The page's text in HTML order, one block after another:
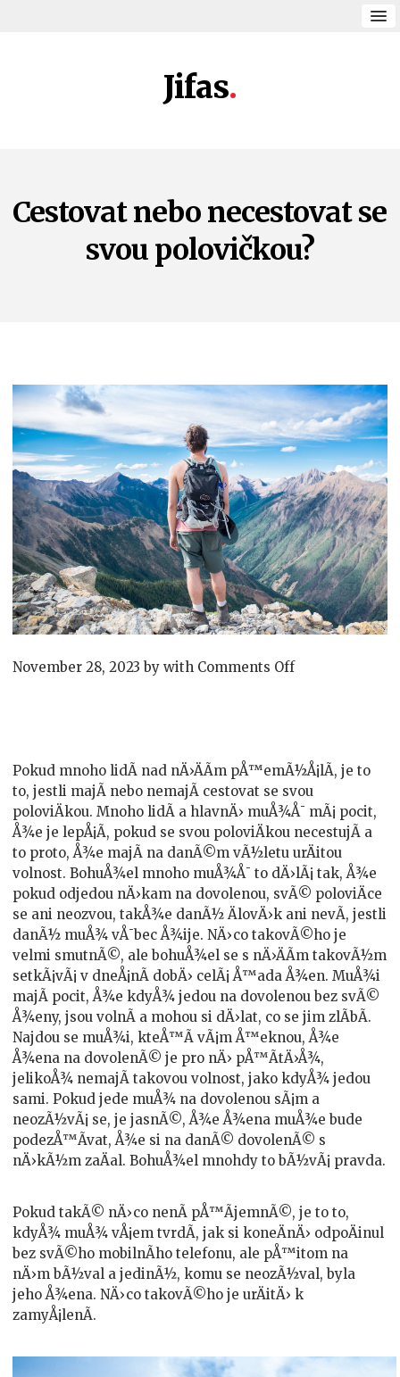
Jifas
Cestovat nebo necestovat se
svou polovičkou?
November 28, 2023 bywith Comments Offon
svou
polovičkou?
Pokud mnoho lidÃ­ nad nÄ›ÄÃ­m pÅ™emÃ½Å¡lÃ­, je to
to, jestli majÃ­ nebo nemajÃ­ cestovat se svou
poloviÄkou. Mnoho lidÃ­ a hlavnÄ› muÅ¾Å¯ mÃ¡ pocit,
Å¾e je lepÅ¡Ã­, pokud se svou poloviÄkou necestujÃ­ a
to proto, Å¾e majÃ­ na danÃ©m vÃ½letu urÄitou
volnost. BohuÅ¾el mnoho muÅ¾Å¯ to dÄ›lÃ¡ tak, Å¾e
pokud odjedou nÄ›kam na dovolenou, svÃ© poloviÄce
se ani neozvou, takÅ¾e danÃ½ ÄlovÄ›k ani nevÃ­, jestli
danÃ½ muÅ¾ vÅ¯bec Å¾ije. NÄ›co takovÃ©ho je
velmi smutnÃ©, ale bohuÅ¾el se s nÄ›ÄÃ­m takovÃ½m
setkÃ¡vÃ¡ v dneÅ¡nÃ­ dobÄ› celÃ¡ Å™ada Å¾en. MuÅ¾i
majÃ­ pocit, Å¾e kdyÅ¾ jedou na dovolenou bez svÃ©
Å¾eny, jsou volnÃ­ a mohou si dÄ›lat, co se jim zlÃ­bÃ­.
Najdou se muÅ¾i, kteÅ™Ã­ vÃ¡m Å™eknou, Å¾e
Å¾ena na dovolenÃ© je pro nÄ› pÅ™Ã­tÄ›Å¾,
jelikoÅ¾ nemajÃ­ takovou volnost, jako kdyÅ¾ jedou
sami. Pokud jede muÅ¾ na dovolenou sÃ¡m a
neozÃ½vÃ¡ se, je jasnÃ©, Å¾e Å¾ena muÅ¾e bude
podezÅ™Ã­vat, Å¾e si na danÃ© dovolenÃ© s
nÄ›kÃ½m zaÄal. BohuÅ¾el mnohdy to bÃ½vÃ¡ pravda.
Pokud takÃ© nÄ›co nenÃ­ pÅ™Ã­jemnÃ©, je to to,
kdyÅ¾ muÅ¾ vÅ¡em tvrdÃ­, jak si koneÄnÄ› odpoÄinul
bez svÃ©ho mobilnÃ­ho telefonu, ale pÅ™itom na
nÄ›m bÃ½val a jedinÃ½, komu se neozÃ½val, byla
jeho Å¾ena. NÄ›co takovÃ©ho je urÄitÄ› k
zamyÅ¡lenÃ­.